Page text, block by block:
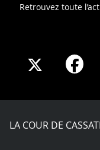
Retrouvez toute
Share
X
LA COUR DE